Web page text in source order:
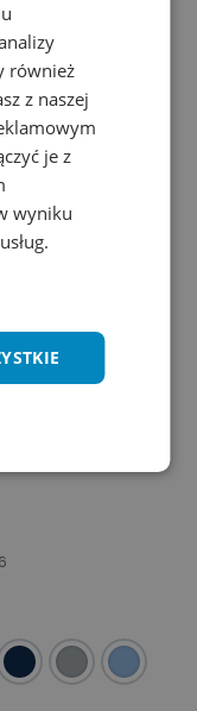
również
z naszej
je z
wyniku